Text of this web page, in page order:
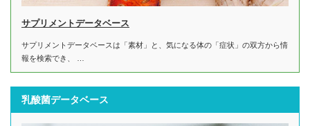
サプリメントデータベース
サプリメントデータベースは「素材」と、気になる体の「症状」の双方から情
報を検索でき、 …
乳酸菌データベース